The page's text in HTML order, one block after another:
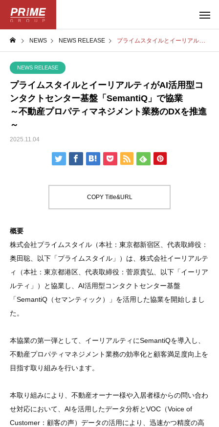
NEWS NEWS RELEASE プライムスタイルとイーリアルティがAI活用型コンタクトセンター基盤「SemantiQ」で協業～不動産プロパティマネジメント業務のDXを推進～
NEWS RELEASE
プライムスタイルとイーリアルティがAI活用型コ
ンタクトセンター基盤「SemantiQ」で協業
～不動産プロパティマネジメント業務のDXを推進
～
2025.11.04
COPY Title&URL
概要
株式会社プライムスタイル（本社：東京都新宿区、代表取締役：
奥田聡、以下「プライムスタイル」）は、株式会社イーリアルテ
ィ（本社：東京都港区、代表取締役：菅原貴弘、以下「イーリア
ルティ」）と協業し、AI活用型コンタクトセンター基盤
「SemantiQ（セマンティック）」を活用した協業を開始しまし
た。
本協業の第一弾として、イーリアルティにSemantiQを導入し、
不動産プロパティマネジメント業務の効率化と顧客満足度向上を
目指す取り組みを行います。
本取り組みにより、不動産オーナー様や入居者様からの問い合わ
せ対応において、AIを活用したデータ分析とVOC（Voice of
Customer：顧客の声）データの活用により、迅速かつ精度の高